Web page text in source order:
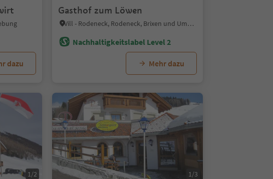
dazu
Gasthof zum Löwen
Vill - Rodeneck, Rodeneck, Brixen und Umgebung
Nachhaltigkeitslabel Level 2
Mehr dazu
1/2 1/3